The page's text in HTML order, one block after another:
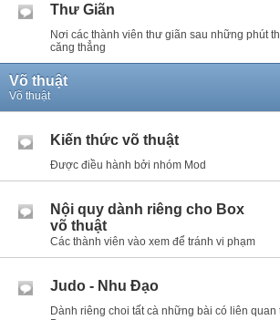
Thư Giãn
Nơi các thành viên thư giãn sau những phút
căng thẳng
Võ thuật
Võ thuật
Kiến thức võ thuật
Được điều hành bởi nhóm Mod
Nội quy dành riêng cho Box
võ thuật
Các thành viên vào xem để tránh vi phạm
Judo - Nhu Đạo
Dành riêng choi tất cà những bài có liên quan